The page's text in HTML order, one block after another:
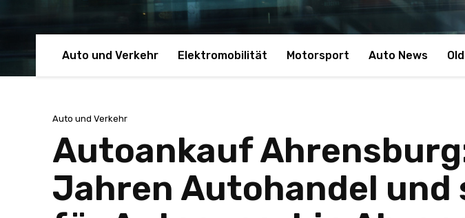
Auto und Verkehr Elektromobilität Motorsport Auto News
Auto und Verkehr
Autoankauf
Jahren Autohandel und